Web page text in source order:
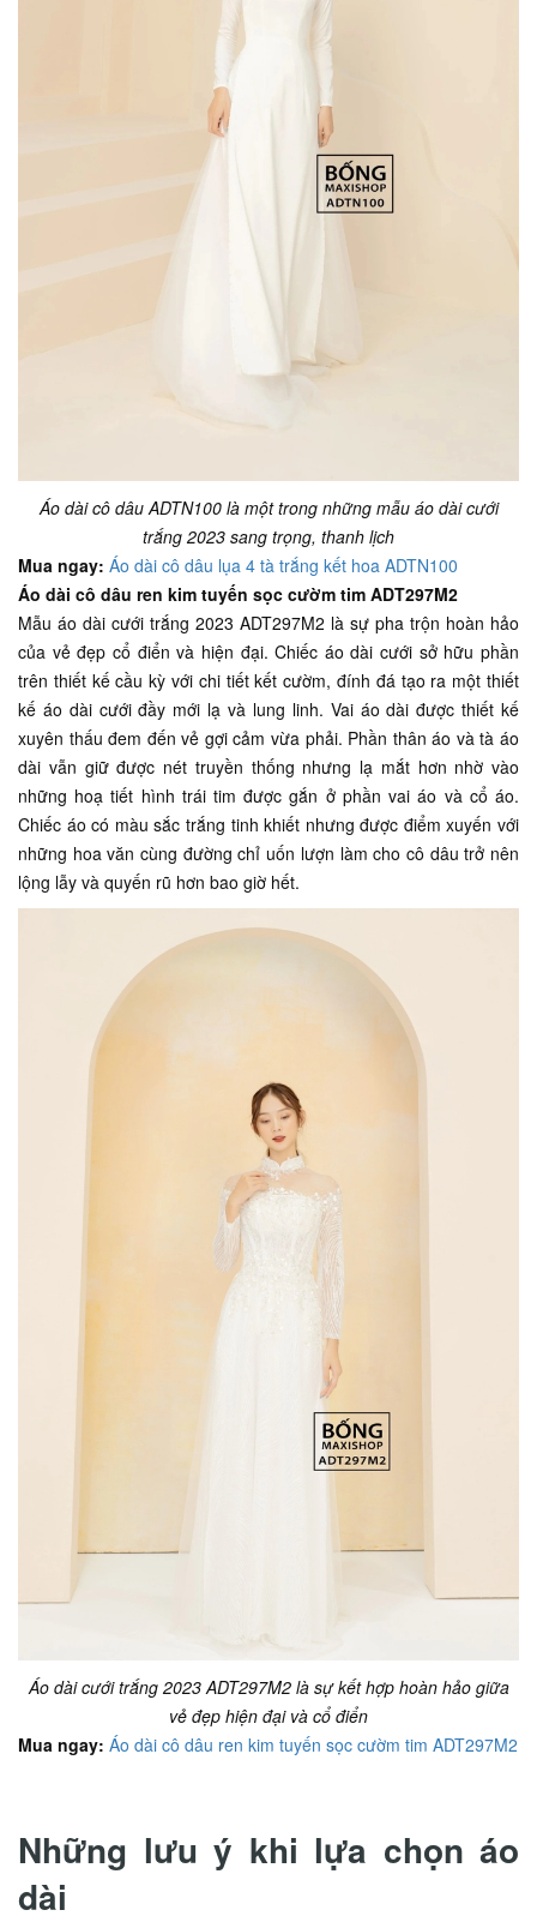
Áo dài cô dâu ADTN100 là một trong những mẫu áo dài cưới
trắng 2023 sang trọng, thanh lịch
Mua ngay: Áo dài cô dâu lụa 4 tà trắng kết hoa ADTN100
Áo dài cô dâu ren kim tuyến sọc cườm tim ADT297M2
Mẫu áo dài cưới trắng 2023 ADT297M2 là sự pha trộn hoàn hảo
của vẻ đẹp cổ điển và hiện đại. Chiếc áo dài cưới sở hữu phần
trên thiết kế cầu kỳ với chi tiết kết cườm, đính đá tạo ra một thiết
kế áo dài cưới đầy mới lạ và lung linh. Vai áo dài được thiết kế
xuyên thấu đem đến vẻ gợi cảm vừa phải. Phần thân áo và tà áo
dài vẫn giữ được nét truyền thống nhưng lạ mắt hơn nhờ vào
những hoạ tiết hình trái tim được gắn ở phần vai áo và cổ áo.
Chiếc áo có màu sắc trắng tinh khiết nhưng được điểm xuyến với
những hoa văn cùng đường chỉ uốn lượn làm cho cô dâu trở nên
lộng lẫy và quyến rũ hơn bao giờ hết.
Áo dài cưới trắng 2023 ADT297M2 là sự kết hợp hoàn hảo giữa
vẻ đẹp hiện đại và cổ điển
Mua ngay: Áo dài cô dâu ren kim tuyến sọc cườm tim ADT297M2
Những lưu ý khi lựa chọn áo
dài